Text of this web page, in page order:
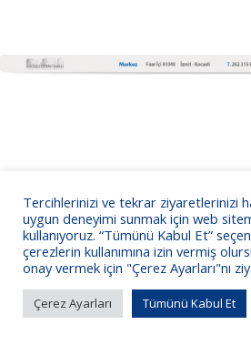
Tercihlerinizi ve tekrar ziyaretlerinizi
uygun deneyimi sunmak için web
kullanıyoruz. “Tümünü Kabul Et”
çerezlerin kullanımına izin vermiş
onay vermek için "Çerez Ayarları"nı
Çerez Ayarları Tümünü Kabul Et